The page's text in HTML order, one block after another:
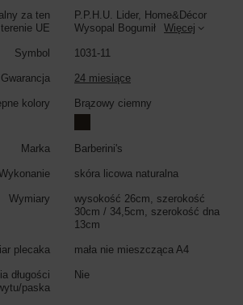
za ten
UE
P.P.H.U. Lider, Home&Décor
Wysopal Bogumił
Więcej
Symbol 1031-11
Gwarancja 24 miesiące
kolory Brązowy ciemny
Marka Barberini's
skóra licowa naturalna
Wymiary
wysokość 26cm, szerokość
30cm / 34,5cm, szerokość dna
13cm
plecaka mała nie mieszcząca A4
długości
paska
Nie